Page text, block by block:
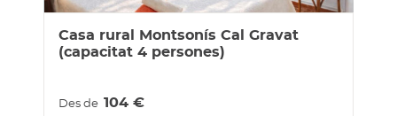
Casa rural Montsonís Cal Gravat
(capacitat 4 persones)
Des de 104€